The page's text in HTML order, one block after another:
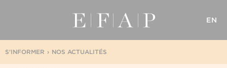
EN
NOS ACTUALITÉS
S'INFORMER